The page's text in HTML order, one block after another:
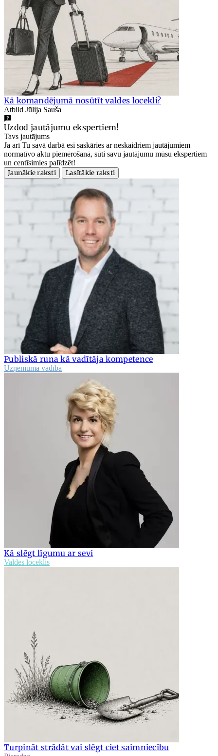
Kā komandējumā nosūtīt valdes locekli?
Atbild Jūlija Sauša
Uzdod jautājumu ekspertiem!
Tavs jautājums
Ja arī Tu savā darbā esi saskāries ar neskaidriem jautājumiem
normatīvo aktu piemērošanā, sūti savu jautājumu mūsu ekspertiem
un centīsimies palīdzēt!
Jaunākie raksti
Lasītākie raksti
Publiskā runa kā vadītāja kompetence
Uzņēmuma vadība
Kā slēgt līgumu ar sevi
Valdes loceklis
Turpināt strādāt vai slēgt ciet saimniecību